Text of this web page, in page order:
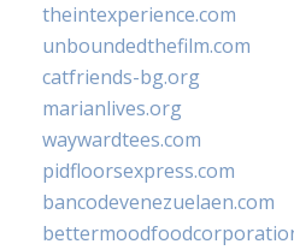
theintexperience.com
unboundedthefilm.com
catfriends-bg.org
marianlives.org
waywardtees.com
pidfloorsexpress.com
bancodevenezuelaen.com